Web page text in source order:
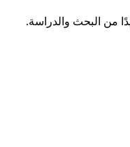
من البحث والدراسة.